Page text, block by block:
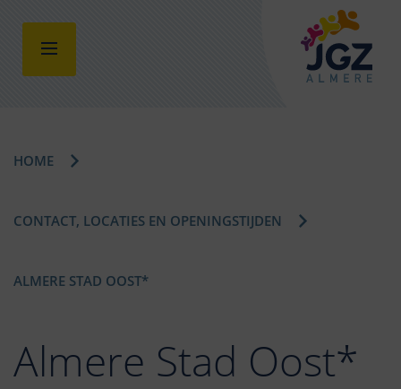
HOME
CONTACT, LOCATIES EN OPENINGSTIJDEN
ALMERE STAD OOST*
Almere Stad Oost*